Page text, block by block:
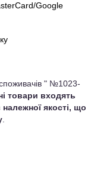
Google
" №1023-
товари входять
якості, що